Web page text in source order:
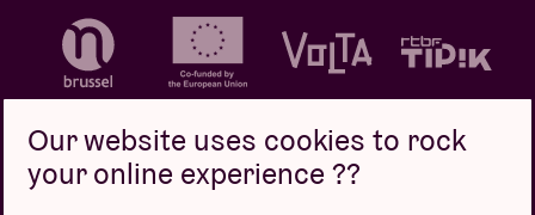
Our website uses cookies to rock
your online experience ??